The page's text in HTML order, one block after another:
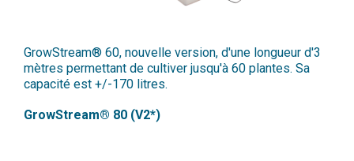
GrowStream® 60, nouvelle version, d'une longueur d'3
mètres permettant de cultiver jusqu'à 60 plantes. Sa
capacité est +/-170 litres.
GrowStream® 80 (V2*)